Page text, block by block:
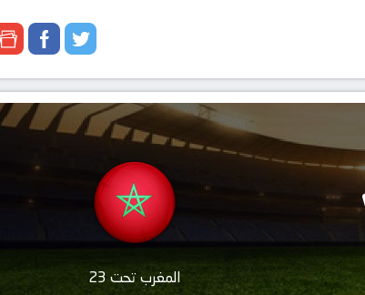
twitter
facebook
المغرب تحت 23